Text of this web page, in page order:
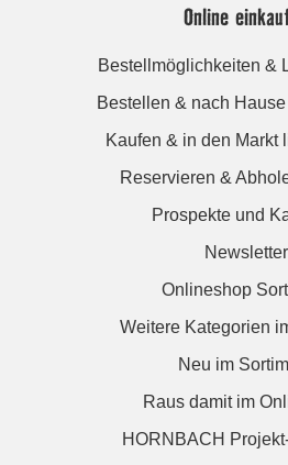
Online
Bestellmöglichkeiten &
Bestellen & nach
Kaufen & in den Markt
Reservieren &
Prospekte und
Newsletter
Onlineshop
Weitere Kategorien
Neu im
Raus damit im
HORNBACH